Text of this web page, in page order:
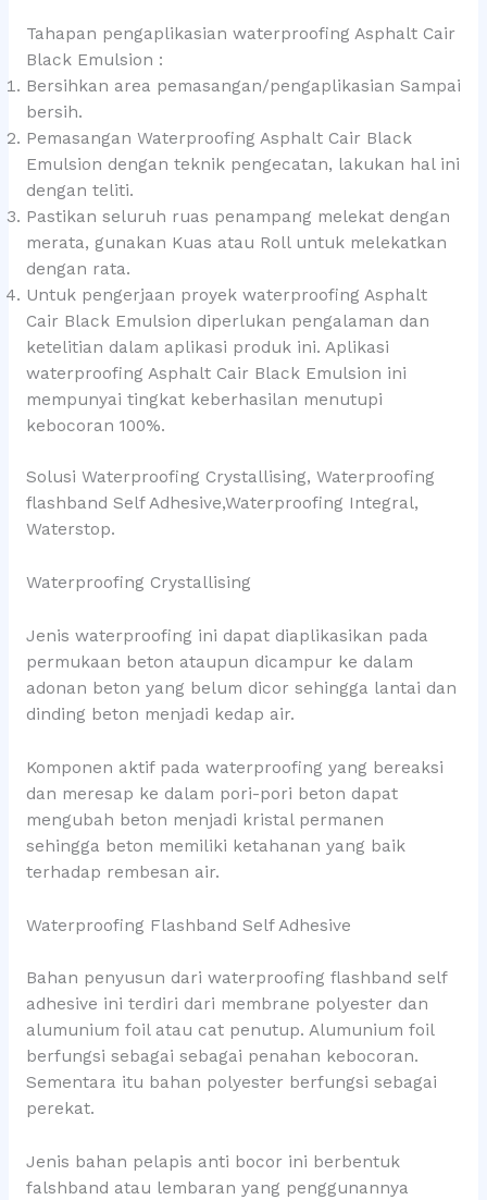
Tahapan pengaplikasian waterproofing Asphalt Cair
Black Emulsion :
Bersihkan area pemasangan/pengaplikasian Sampai
bersih.
Pemasangan Waterproofing Asphalt Cair Black
Emulsion dengan teknik pengecatan, lakukan hal ini
dengan teliti.
Pastikan seluruh ruas penampang melekat dengan
merata, gunakan Kuas atau Roll untuk melekatkan
dengan rata.
Untuk pengerjaan proyek waterproofing Asphalt
Cair Black Emulsion diperlukan pengalaman dan
ketelitian dalam aplikasi produk ini. Aplikasi
waterproofing Asphalt Cair Black Emulsion ini
mempunyai tingkat keberhasilan menutupi
kebocoran 100%.
Solusi Waterproofing Crystallising, Waterproofing
flashband Self Adhesive,Waterproofing Integral,
Waterstop.
Waterproofing Crystallising
Jenis waterproofing ini dapat diaplikasikan pada
permukaan beton ataupun dicampur ke dalam
adonan beton yang belum dicor sehingga lantai dan
dinding beton menjadi kedap air.
Komponen aktif pada waterproofing yang bereaksi
dan meresap ke dalam pori-pori beton dapat
mengubah beton menjadi kristal permanen
sehingga beton memiliki ketahanan yang baik
terhadap rembesan air.
Waterproofing Flashband Self Adhesive
Bahan penyusun dari waterproofing flashband self
adhesive ini terdiri dari membrane polyester dan
alumunium foil atau cat penutup. Alumunium foil
berfungsi sebagai sebagai penahan kebocoran.
Sementara itu bahan polyester berfungsi sebagai
perekat.
Jenis bahan pelapis anti bocor ini berbentuk
falshband atau lembaran yang penggunannya